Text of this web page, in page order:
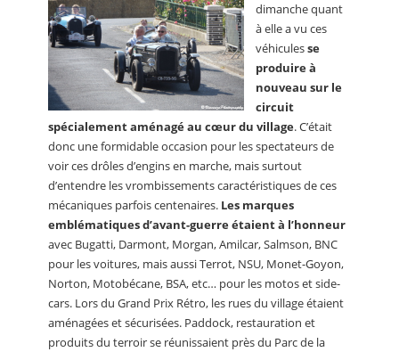
dimanche quant
à elle a vu ces
véhiculesse
produire à
nouveau sur le
circuit
spécialement aménagé au cœur du village. C’était
donc une formidable occasion pour les spectateurs de
voir ces drôles d’engins en marche, mais surtout
d’entendre les vrombissements caractéristiques de ces
mécaniques parfois centenaires. Les marques
emblématiques d’avant-guerre étaient à l’honneur
avec Bugatti, Darmont, Morgan, Amilcar, Salmson, BNC
pour les voitures, mais aussi Terrot, NSU, Monet-Goyon,
Norton, Motobécane, BSA, etc… pour les motos et side-
cars. Lors du Grand Prix Rétro, les rues du village étaient
aménagées et sécurisées. Paddock, restauration et
produits du terroir se réunissaient près du Parc de la